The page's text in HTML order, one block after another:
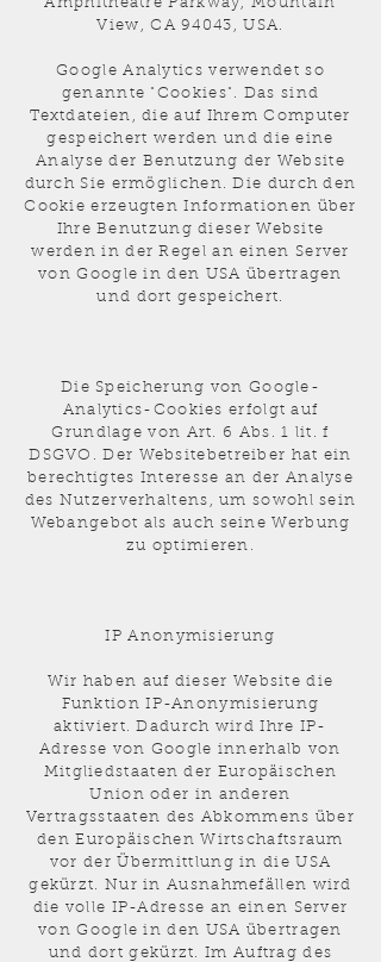
View, CA 94043, USA.
Google Analytics verwendet so
genannte "Cookies". Das sind
Textdateien, die auf Ihrem Computer
gespeichert werden und die eine
Analyse der Benutzung der Website
durch Sie ermöglichen. Die durch den
Cookie erzeugten Informationen über
Ihre Benutzung dieser Website
werden in der Regel an einen Server
von Google in den USA übertragen
und dort gespeichert.
Die Speicherung von Google-
Analytics-Cookies erfolgt auf
Grundlage von Art. 6 Abs. 1 lit. f
DSGVO. Der Websitebetreiber hat ein
berechtigtes Interesse an der Analyse
des Nutzerverhaltens, um sowohl sein
Webangebot als auch seine Werbung
zu optimieren.
IP Anonymisierung
Wir haben auf dieser Website die
Funktion IP-Anonymisierung
aktiviert. Dadurch wird Ihre IP-
Adresse von Google innerhalb von
Mitgliedstaaten der Europäischen
Union oder in anderen
Vertragsstaaten des Abkommens über
den Europäischen Wirtschaftsraum
vor der Übermittlung in die USA
gekürzt. Nur in Ausnahmefällen wird
die volle IP-Adresse an einen Server
von Google in den USA übertragen
und dort gekürzt. Im Auftrag des